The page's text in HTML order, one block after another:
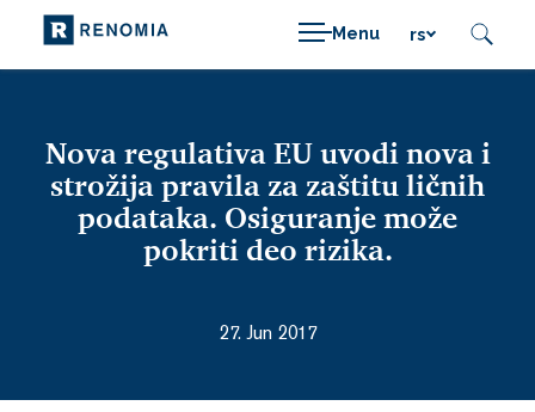
Menu rs
Nova regulativa EU uvodi nova i
strožija pravila za zaštitu ličnih
podataka. Osiguranje može
pokriti deo rizika.
27. Jun 2017